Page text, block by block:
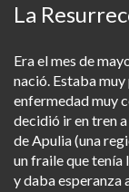
La
Era el mes de
nació. Estaba
enfermedad muy
decidió ir en tren
de Apulia (una
un fraile que tenía
y daba esperanza